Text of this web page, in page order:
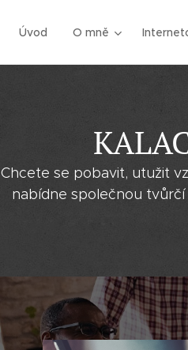
Úvod O mně
Chcete se pobavit, utužit
nabídne společnou